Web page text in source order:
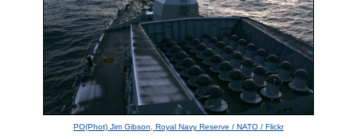
PO(Phot) Jim Gibson, Royal Navy Reserve / NATO / Flickr